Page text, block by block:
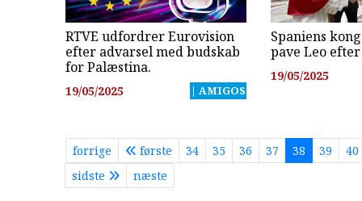
RTVE udfordrer Eurovision
efter advarsel med budskab
for Palæstina.
19/05/2025 | AMIGOS
Spaniens
pave Leo
19/05/2025
forrige første 34 35 36 37 38 39
40
sidste
næste